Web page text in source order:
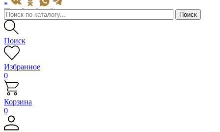
*
Поиск
Избранное
0
Корзина
0